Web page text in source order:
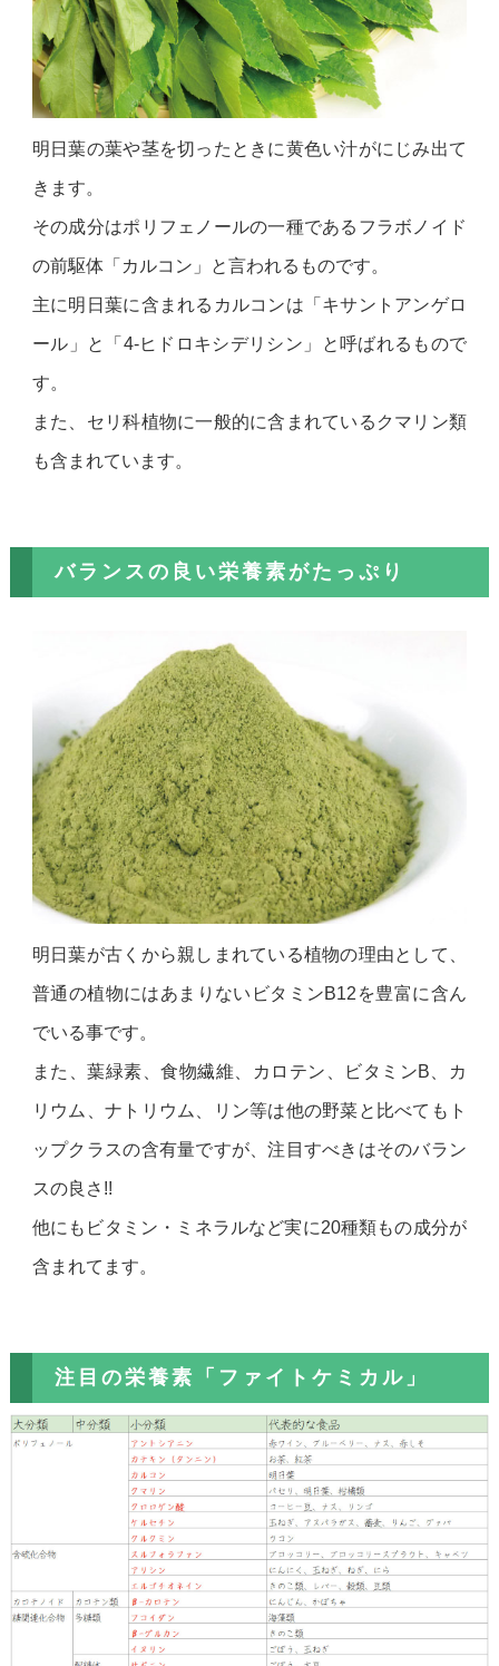
明日葉の葉や茎を切ったときに黄色い汁がにじみ出て
きます。
その成分はポリフェノールの一種であるフラボノイド
の前駆体「カルコン」と言われるものです。
主に明日葉に含まれるカルコンは「キサントアンゲロ
ール」と「4-ヒドロキシデリシン」と呼ばれるもので
す。
また、セリ科植物に一般的に含まれているクマリン類
も含まれています。
バランスの良い栄養素がたっぷり
明日葉が古くから親しまれている植物の理由として、
普通の植物にはあまりないビタミンB12を豊富に含ん
でいる事です。
また、葉緑素、食物繊維、カロテン、ビタミンB、カ
リウム、ナトリウム、リン等は他の野菜と比べてもト
ップクラスの含有量ですが、注目すべきはそのバラン
スの良さ!!
他にもビタミン・ミネラルなど実に20種類もの成分が
含まれてます。
注目の栄養素「ファイトケミカル」